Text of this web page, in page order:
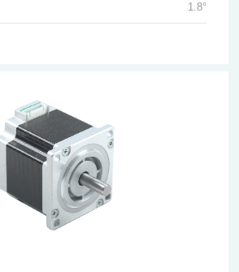
1.8°